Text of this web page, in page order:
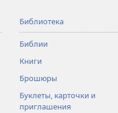
Библиотека
Библии
Книги
Брошюры
Буклеты, карточки и
приглашения